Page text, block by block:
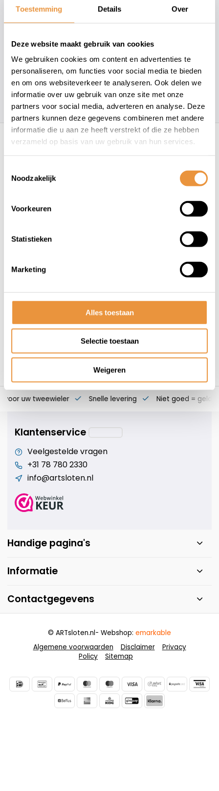
Toestemming Details Over
Deze website maakt gebruik van cookies
We gebruiken cookies om content en advertenties te
personaliseren, om functies voor social media te bieden
en om ons websiteverkeer te analyseren. Ook delen we
informatie over uw gebruik van onze site met onze
partners voor social media, adverteren en analyse. Deze
partners kunnen deze gegevens combineren met andere
informatie die u aan ze heeft verstrekt of die ze hebben
verzameld op basis van uw gebruik van hun services.
Noodzakelijk
Voorkeuren
Statistieken
Marketing
Alles toestaan
Selectie toestaan
Weigeren
Hoe kunnen wij je helpen?
+31 78 780 2330
info@artsloten.nl
157 klanten geven een 4.7
Recent bekeken
Op voorraad
5,95
voor uw tweewieler Snelle levering Niet goed = geld
Klantenservice
Veelgestelde vragen
+31 78 780 2330
info@artsloten.nl
Handige pagina's
Informatie
Contactgegevens
Algemene voorwaarden Disclaimer
Privacy
Policy
Sitemap
© ARTsloten.nl- Webshop: emarkable